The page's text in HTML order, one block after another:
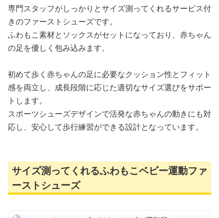
専門スタッフがしっかりとサイズ測ってくれるサービス付
きのファーストシューズです。
ふわもこ素材とソックスがセットになっており、赤ちゃん
の足を優しく包み込みます。
初めて歩く赤ちゃんの足に必要なクッション性とフィット
感を両立し、成長段階に応じた適切なサイズ選びをサポー
トします。
スポーツシューズデザインで活発な赤ちゃんの動きにも対
応し、安心して歩行練習ができる設計となっています。
サイズ測ってくれるふわもこベビー運動ファ
ーストシューズ